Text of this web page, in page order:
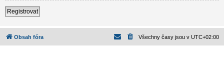
Registrovat
Obsah fóra Všechny časy jsou v UTC+02:00